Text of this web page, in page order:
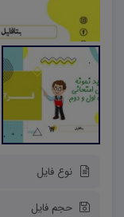
نوع فایل
حجم فایل